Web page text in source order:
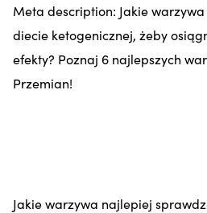
Meta description: Jakie
diecie ketogenicznej, żeby
efekty? Poznaj 6 najlepszych
Przemian!
Jakie warzywa najlepiej